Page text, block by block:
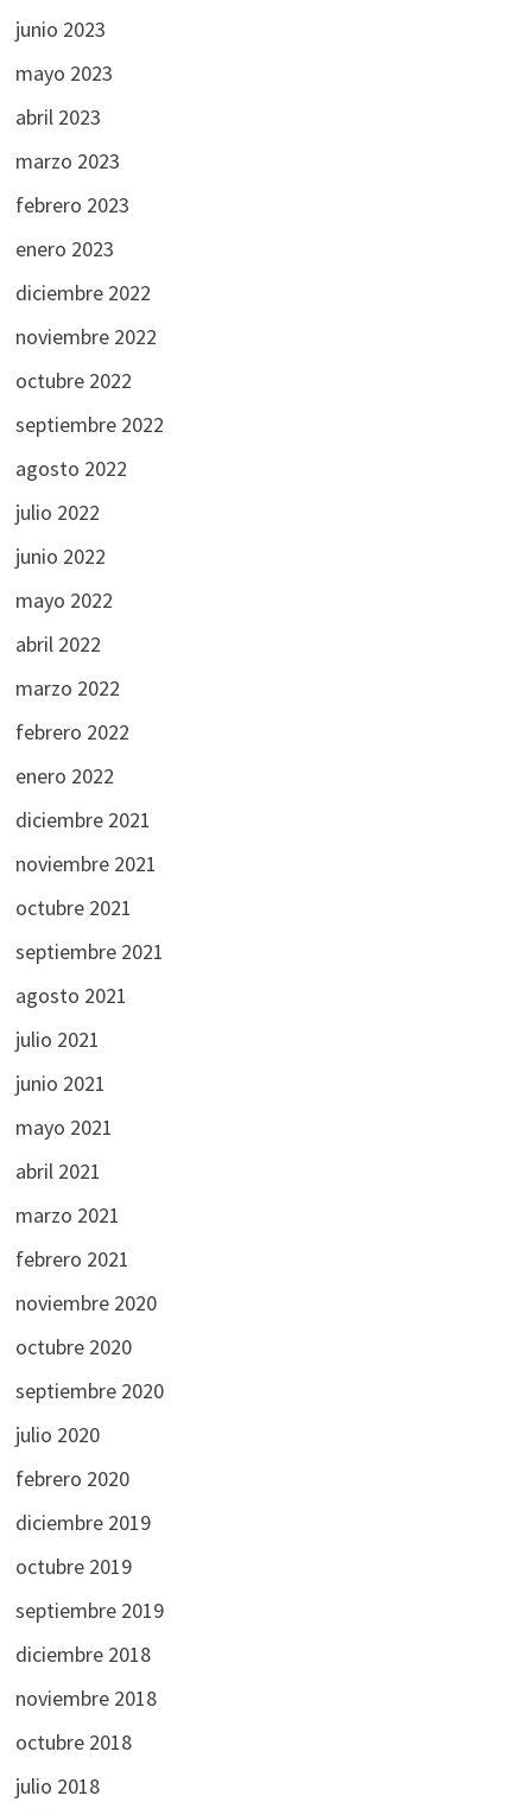
junio 2023
mayo 2023
abril 2023
marzo 2023
febrero 2023
enero 2023
diciembre 2022
noviembre 2022
octubre 2022
septiembre 2022
agosto 2022
julio 2022
junio 2022
mayo 2022
abril 2022
marzo 2022
febrero 2022
enero 2022
diciembre 2021
noviembre 2021
octubre 2021
septiembre 2021
agosto 2021
julio 2021
junio 2021
mayo 2021
abril 2021
marzo 2021
febrero 2021
noviembre 2020
octubre 2020
septiembre 2020
julio 2020
febrero 2020
diciembre 2019
octubre 2019
septiembre 2019
diciembre 2018
noviembre 2018
octubre 2018
julio 2018